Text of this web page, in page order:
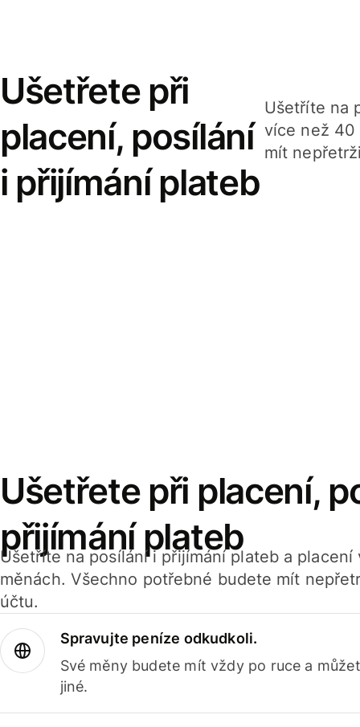
Ušetřete při
placení, posílání
i přijímání plateb
Ušetříte na
více než 40
mít
Ušetřete při placení,
přijímání plateb
Ušetříte na posílání i přijímání plateb a
měnách. Všechno potřebné budete mít
účtu.
Spravujte peníze odkudkoli.
Své měny budete mít vždy po ruce a
jiné.